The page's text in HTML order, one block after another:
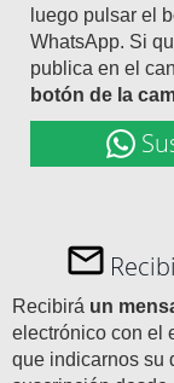
luego pulsar el
WhatsApp. Si
publica en el
botón de la
Recibirá un
electrónico con el
que indicarnos su